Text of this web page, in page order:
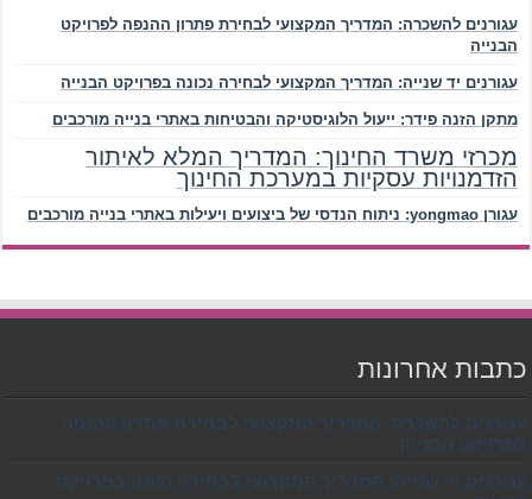
עגורנים להשכרה: המדריך המקצועי לבחירת פתרון ההנפה לפרויקט
הבנייה
עגורנים יד שנייה: המדריך המקצועי לבחירה נכונה בפרויקט הבנייה
מתקן הזנה פידר: ייעול הלוגיסטיקה והבטיחות באתרי בנייה מורכבים
מכרזי משרד החינוך: המדריך המלא לאיתור
הזדמנויות עסקיות במערכת החינוך
עגורן yongmao: ניתוח הנדסי של ביצועים ויעילות באתרי בנייה מורכבים
כתבות אחרונות
עגורנים להשכרה: המדריך המקצועי לבחירת פתרון ההנפה
לפרויקט הבנייה
עגורנים יד שנייה: המדריך המקצועי לבחירה נכונה בפרויקט